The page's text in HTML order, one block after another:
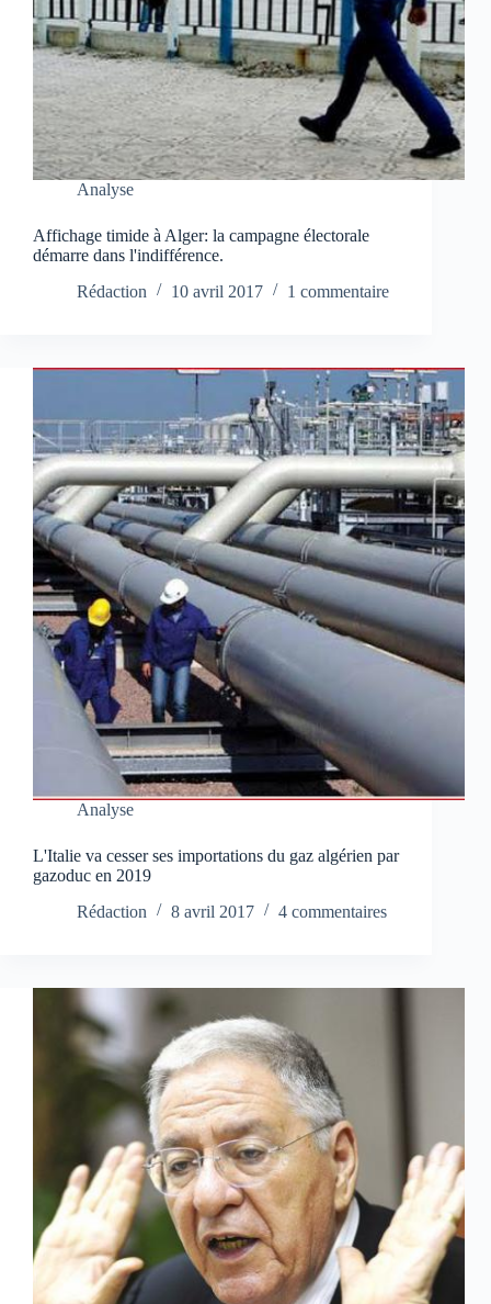
Analyse
Affichage timide à Alger: la campagne électorale
démarre dans l'indifférence.
Rédaction
10 avril 2017 1 commentaire
Analyse
L'Italie va cesser ses importations du gaz algérien par
gazoduc en 2019
Rédaction
8 avril 2017 4 commentaires